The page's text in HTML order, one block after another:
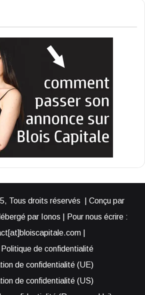
Tous droits réservés | Conçu par
par Ionos | Pour nous écrire :
|
Politique de confidentialité
de confidentialité (UE)
de confidentialité (US)